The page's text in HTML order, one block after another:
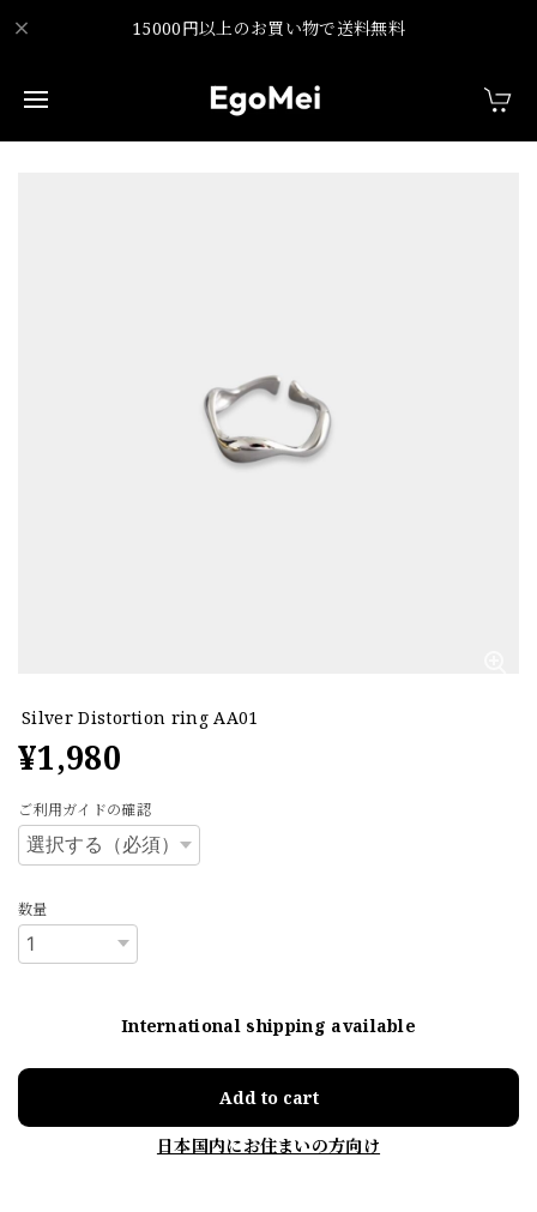
15000円以上のお買い物で送料無料
Silver Distortion ring AA01
¥1,980
ご利用ガイドの確認
数量
International shipping available
Add to cart
日本国内にお住まいの方向け